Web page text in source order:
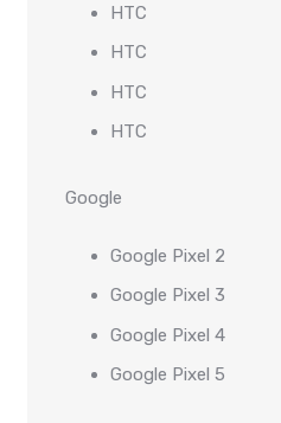
HTC
HTC
HTC
HTC
Google
Google Pixel 2
Google Pixel 3
Google Pixel 4
Google Pixel 5